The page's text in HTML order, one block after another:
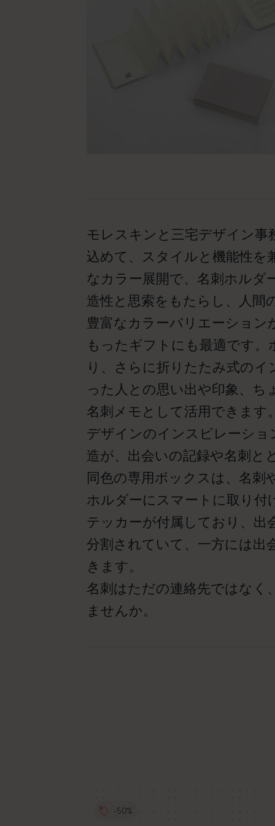
モレスキンと三宅デザイン
込めて、スタイルと機能性
なカラー展開で、名刺ホル
造性と思索をもたらし、人間
豊富なカラーバリエーショ
もったギフトにも最適です
り、さらに折りたたみ式の
った人との思い出や印象、
名刺メモとして活用できます
デザインのインスピレーシ
造が、出会いの記録や名刺と
同色の専用ボックスは、名
ホルダーにスマートに取り
テッカーが付属しており、
分割されていて、一方には出
きます。
名刺はただの連絡先ではなく
ませんか。
-50%